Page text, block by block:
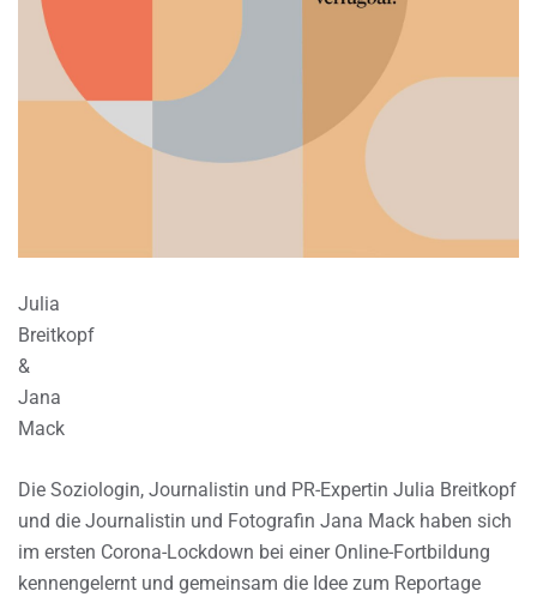
Julia
Breitkopf
&
Jana
Mack
Die Soziologin, Journalistin und PR-Expertin Julia Breitkopf
und die Journalistin und Fotografin Jana Mack haben sich
im ersten Corona-Lockdown bei einer Online-Fortbildung
kennengelernt und gemeinsam die Idee zum Reportage